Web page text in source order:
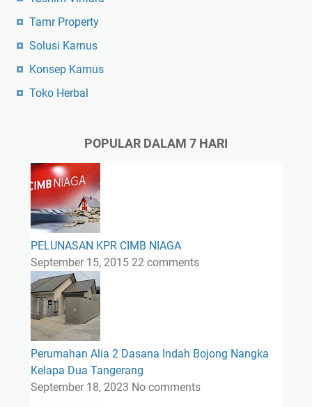
Tamr Property
Solusi Karnus
Konsep Karnus
Toko Herbal
POPULAR DALAM 7 HARI
PELUNASAN KPR CIMB NIAGA
September 15, 2015 22 comments
Perumahan Alia 2 Dasana Indah Bojong Nangka
Kelapa Dua Tangerang
September 18, 2023 No comments